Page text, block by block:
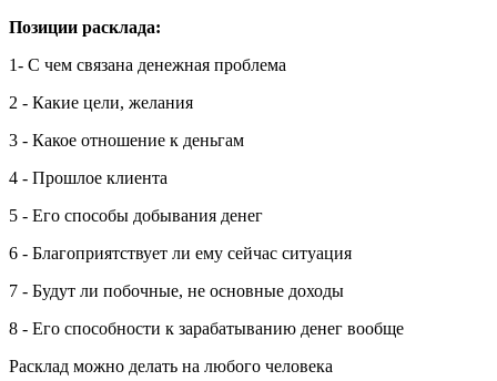
Позиции расклада:
1- С чем связана денежная проблема
2 - Какие цели, желания
3 - Какое отношение к деньгам
4 - Прошлое клиента
5 - Его способы добывания денег
6 - Благоприятствует ли ему сейчас ситуация
7 - Будут ли побочные, не основные доходы
8 - Его способности к зарабатыванию денег вообще
Расклад можно делать на любого человека